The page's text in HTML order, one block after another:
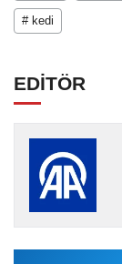
# kedi
EDİTÖR